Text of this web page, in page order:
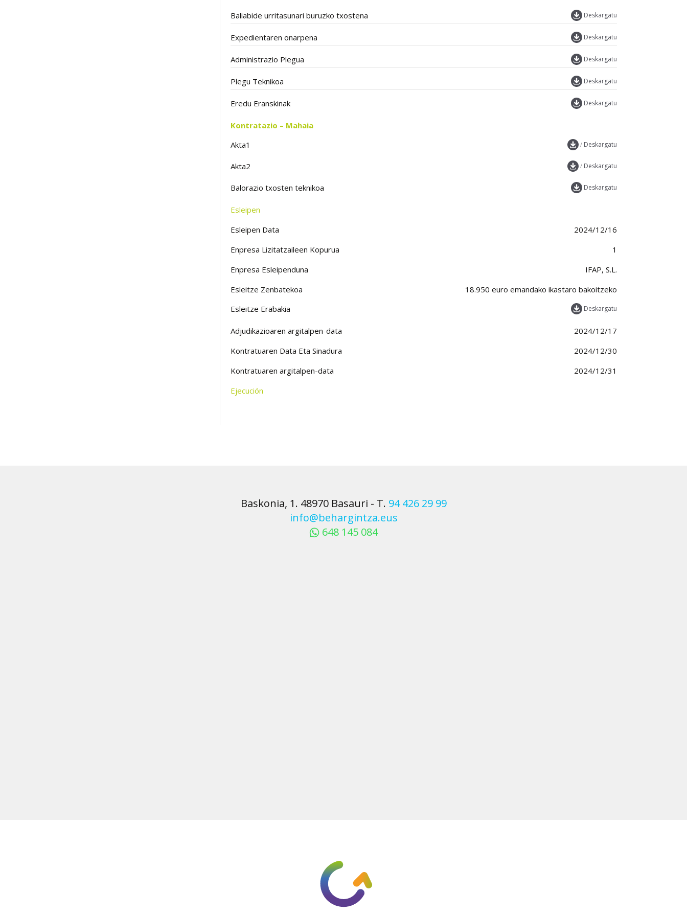
Baliabide urritasunari buruzko txostena
Deskargatu
Expedientaren onarpena Deskargatu
Administrazio Plegua Deskargatu
Plegu Teknikoa Deskargatu
Eredu Eranskinak Deskargatu
Kontratazio – Mahaia
Akta1
/ Deskargatu
Akta2 / Deskargatu
Balorazio txosten teknikoa Deskargatu
Esleipen
Esleipen Data
2024/12/16
Enpresa Lizitatzaileen Kopurua
1
Enpresa Esleipenduna
IFAP, S.L.
Esleitze Zenbatekoa
18.950 euro emandako ikastaro bakoitzeko
Esleitze Erabakia
Deskargatu
Adjudikazioaren argitalpen-data
2024/12/17
Kontratuaren Data Eta Sinadura
2024/12/30
Kontratuaren argitalpen-data
2024/12/31
Ejecución
Baskonia, 1. 48970 Basauri - T. 94 426 29 99
info@behargintza.eus
648 145 084